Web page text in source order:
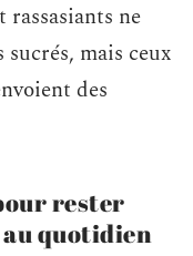
ne
mais ceux
des
rester
quotidien